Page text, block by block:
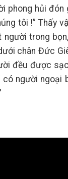
phong hủi
tôi !” Thấy
trong
chân Đức
đều được
người ngoại